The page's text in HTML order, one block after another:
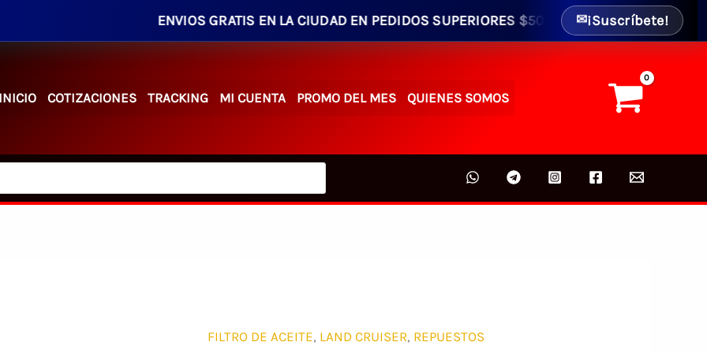
ENVIOS GRATIS EN LA CIUDAD EN PEDIDOS SUPERIORES $50.00 - ENVIO GRATIS AL
✉¡Suscríbete!
INICIO COTIZACIONES TRACKING MI CUENTA PROMO DEL MES QUIENES SOMOS
FILTRO DE ACEITE, LAND CRUISER, REPUESTOS